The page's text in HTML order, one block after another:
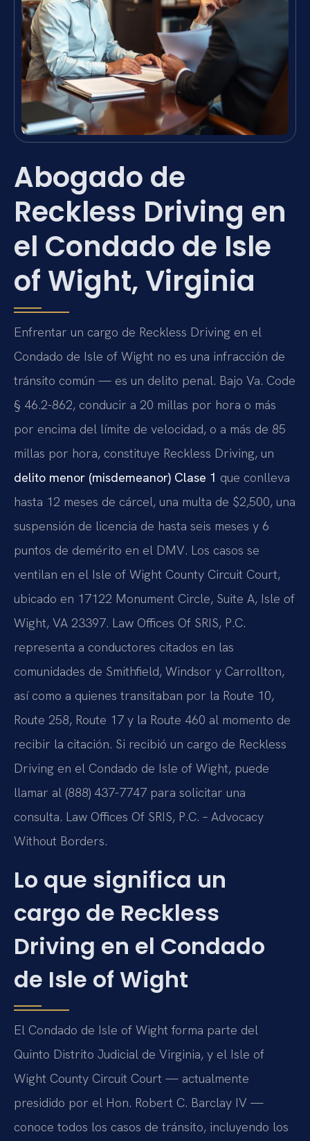
Abogado de
Reckless Driving en
el Condado de Isle
of Wight, Virginia
Enfrentar un cargo de Reckless Driving en el
Condado de Isle of Wight no es una infracción de
tránsito común — es un delito penal. Bajo Va. Code
§ 46.2-862, conducir a 20 millas por hora o más
por encima del límite de velocidad, o a más de 85
millas por hora, constituye Reckless Driving, un
delito menor (misdemeanor) Clase 1 que conlleva
hasta 12 meses de cárcel, una multa de $2,500, una
suspensión de licencia de hasta seis meses y 6
puntos de demérito en el DMV. Los casos se
ventilan en el Isle of Wight County Circuit Court,
ubicado en 17122 Monument Circle, Suite A, Isle of
Wight, VA 23397. Law Offices Of SRIS, P.C.
representa a conductores citados en las
comunidades de Smithfield, Windsor y Carrollton,
así como a quienes transitaban por la Route 10,
Route 258, Route 17 y la Route 460 al momento de
recibir la citación. Si recibió un cargo de Reckless
Driving en el Condado de Isle of Wight, puede
llamar al (888) 437-7747 para solicitar una
consulta. Law Offices Of SRIS, P.C. – Advocacy
Without Borders.
Lo que significa un
cargo de Reckless
Driving en el Condado
de Isle of Wight
El Condado de Isle of Wight forma parte del
Quinto Distrito Judicial de Virginia, y el Isle of
Wight County Circuit Court — actualmente
presidido por el Hon. Robert C. Barclay IV —
conoce todos los casos de tránsito, incluyendo los